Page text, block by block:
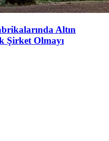
Altın
Şirket Olmayı